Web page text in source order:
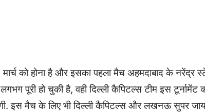
को होना है और इसका पहला मैच अहमदाबाद के नरेंद्र
पूरी हो चुकी है, वही दिल्ली कैपिटल्स टीम इस
मैच के लिए भी दिल्ली कैपिटल्स और लखनऊ सुपर